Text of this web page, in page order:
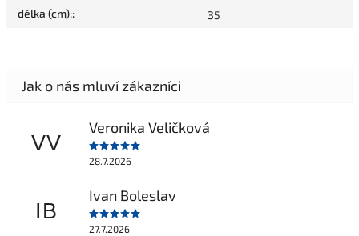
délka (cm):: 35
VV
Veronika Veličková
28.7.2026
IB
Ivan Boleslav
27.7.2026